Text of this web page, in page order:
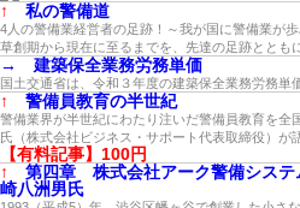
↑ 私の警備道
4人の警備業経営者の足跡！～我が国に警備業が
草創期から現在に至るまでを、先達の足跡ととも
→ 建築保全業務労務単価
国土交通省は、令和３年度の建築保全業務労務単
↑ 警備員教育の半世紀
警備業界が半世紀にわたり注いだ警備員教育を全
氏（株式会社ビジネス・サポート代表取締役）が
【有料記事】100円
↑
第四章 株式会社アーク警備システ
崎八洲男氏